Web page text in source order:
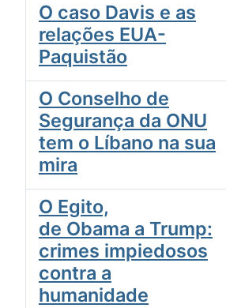
O caso Davis e as
relações EUA-
Paquistão
O Conselho de
Segurança da ONU
tem o Líbano na sua
mira
O Egito,
de Obama a Trump:
crimes impiedosos
contra a
humanidade